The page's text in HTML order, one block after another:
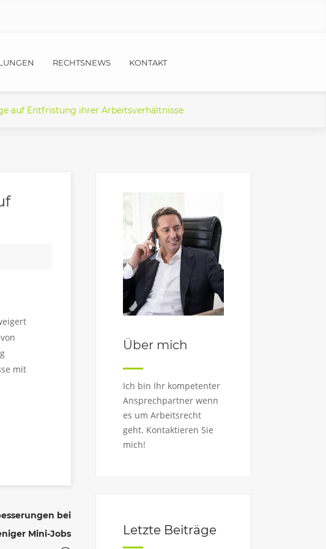
RECHTSNEWS KONTAKT
auf Entfristung ihrer Arbeitsverhältnisse
mit
bei
Mini-Jobs
Über mich
Ich bin Ihr kompetenter
Ansprechpartner wenn
es um Arbeitsrecht
geht. Kontaktieren Sie
mich!
Letzte Beiträge